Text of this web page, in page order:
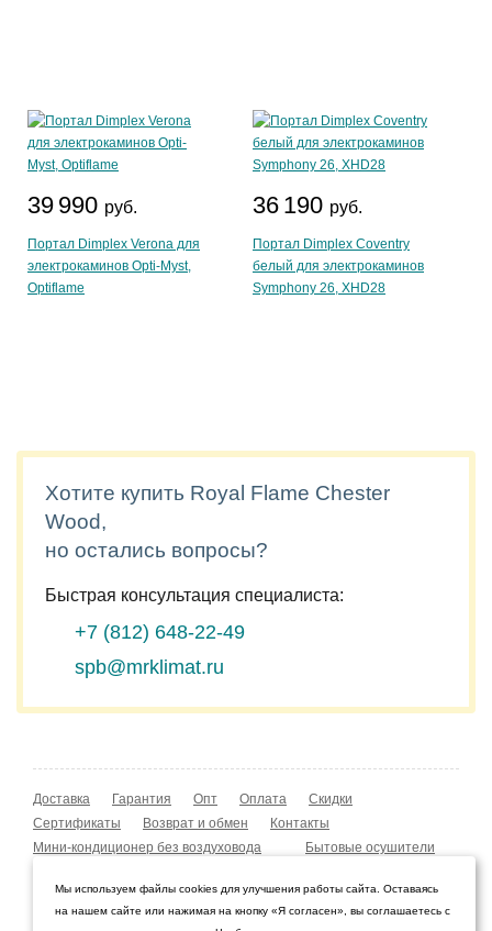
39 990 руб.
Портал Dimplex Verona для
электрокаминов Opti-Myst,
Optiflame
36 190 руб.
Портал Dimplex Coventry
белый для электрокаминов
Symphony 26, XHD28
Хотите купить Royal Flame Chester
Wood,
но остались вопросы?
Быстрая консультация специалиста:
+7 (812) 648-22-49
spb@mrklimat.ru
Доставка Гарантия Опт Оплата
Скидки
Сертификаты
Возврат и обмен
Контакты
Мини-кондиционер без воздуховода
Бытовые осушители
Мобильные кондиционеры
Охладители воздуха
Мойка воздуха Boneco W210
Мы используем файлы cookies для улучшения работы сайта. Оставаясь
на нашем сайте или нажимая на кнопку «Я согласен», вы соглашаетесь с